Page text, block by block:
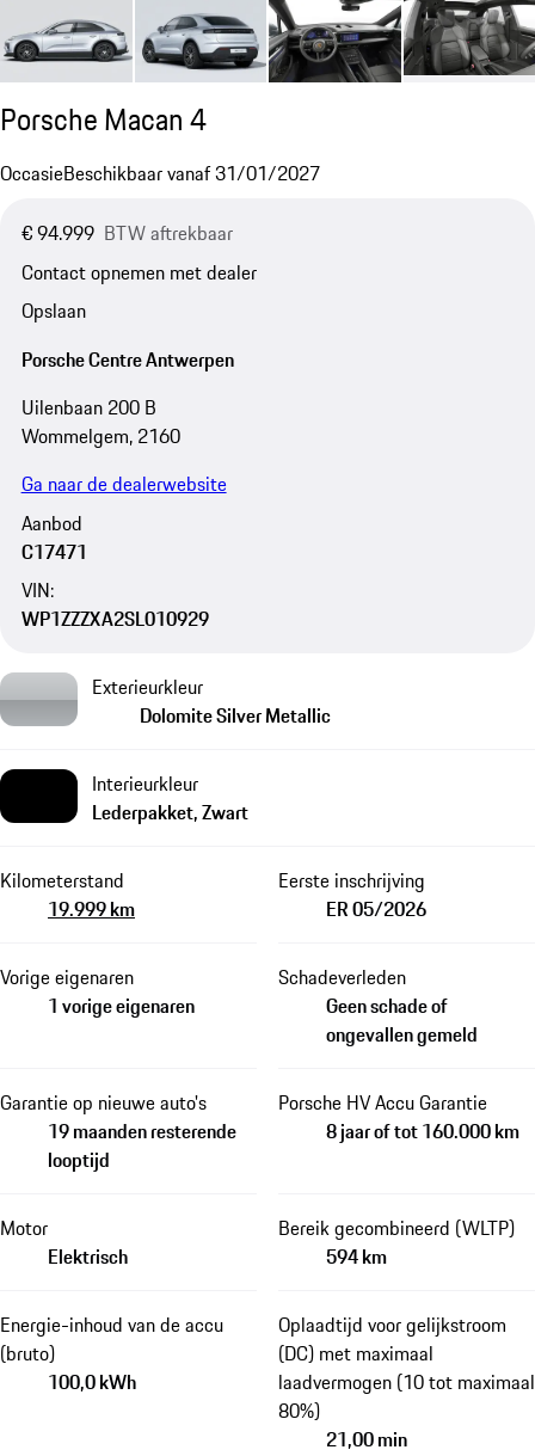
Porsche Macan 4
OccasieBeschikbaar vanaf 31/01/2027
€ 94.999 BTW aftrekbaar
Contact opnemen met dealer
Opslaan
Porsche Centre Antwerpen
Uilenbaan 200 B
Wommelgem, 2160
Ga naar de dealerwebsite
Aanbod
C17471
VIN:
WP1ZZZXA2SL010929
Exterieurkleur
Dolomite Silver Metallic
Interieurkleur
Lederpakket, Zwart
Kilometerstand
19.999 km
Eerste inschrijving
ER 05/2026
Vorige eigenaren
1 vorige eigenaren
Schadeverleden
Geen schade of
ongevallen gemeld
Garantie op nieuwe auto's
19 maanden resterende
looptijd
Porsche HV Accu Garantie
8 jaar of tot 160.000 km
Motor
Elektrisch
Bereik gecombineerd (WLTP)
594 km
Energie-inhoud van de accu
(bruto)
100,0 kWh
Oplaadtijd voor gelijkstroom
(DC) met maximaal
laadvermogen (10 tot maximaal
80%)
21,00 min